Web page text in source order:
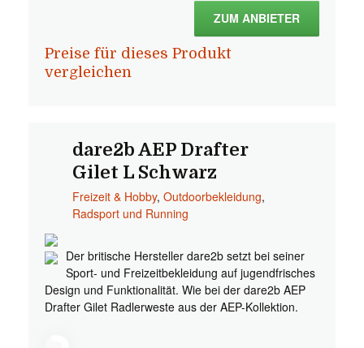
ZUM ANBIETER
Preise für dieses Produkt
vergleichen
dare2b AEP Drafter
Gilet L Schwarz
Freizeit & Hobby, Outdoorbekleidung,
Radsport und Running
Der britische Hersteller dare2b setzt bei seiner
Sport- und Freizeitbekleidung auf jugendfrisches
Design und Funktionalität. Wie bei der dare2b AEP
Drafter Gilet Radlerweste aus der AEP-Kollektion.